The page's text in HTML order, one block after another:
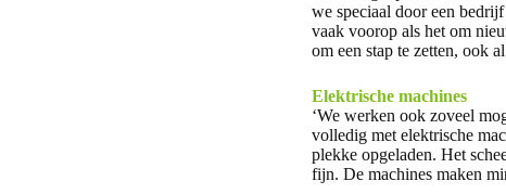
we speciaal door een
vaak voorop als het om
om een stap te zetten, ook
Elektrische machines
‘We werken ook zoveel
volledig met elektrische
plekke opgeladen. Het
fijn. De machines maken